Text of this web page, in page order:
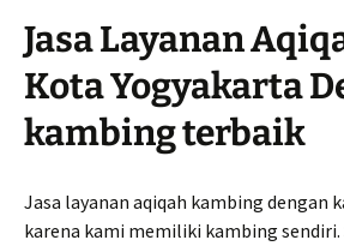
Jasa Layanan
Kota Yogyakarta
kambing terbaik
Jasa layanan aqiqah kambing dengan
karena kami memiliki kambing sendiri.